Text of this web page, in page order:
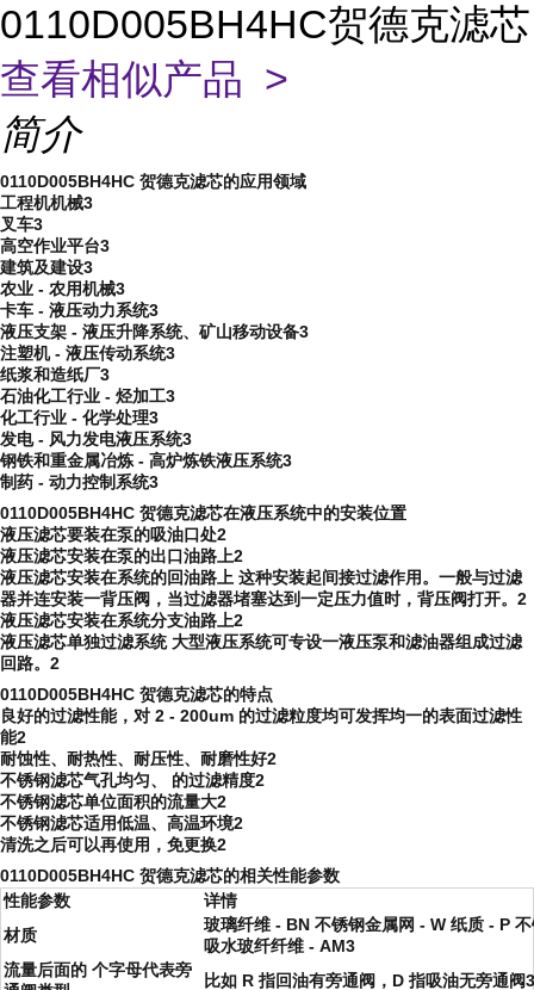
0110D005BH4HC贺德克滤芯
查看相似产品 >
简介
0110D005BH4HC 贺德克滤芯的应用领域
工程机机械3
叉车3
高空作业平台3
建筑及建设3
农业 - 农用机械3
卡车 - 液压动力系统3
液压支架 - 液压升降系统、矿山移动设备3
注塑机 - 液压传动系统3
纸浆和造纸厂3
石油化工行业 - 烃加工3
化工行业 - 化学处理3
发电 - 风力发电液压系统3
钢铁和重金属冶炼 - 高炉炼铁液压系统3
制药 - 动力控制系统3
0110D005BH4HC 贺德克滤芯在液压系统中的安装位置
液压滤芯要装在泵的吸油口处2
液压滤芯安装在泵的出口油路上2
液压滤芯安装在系统的回油路上 这种安装起间接过滤作用。一般与过滤
器并连安装一背压阀，当过滤器堵塞达到一定压力值时，背压阀打开。2
液压滤芯安装在系统分支油路上2
液压滤芯单独过滤系统大型液压系统可专设一液压泵和滤油器组成过滤
回路。2
0110D005BH4HC 贺德克滤芯的特点
良好的过滤性能，对 2 - 200um 的过滤粒度均可发挥均一的表面过滤性
能2
耐蚀性、耐热性、耐压性、耐磨性好2
不锈钢滤芯气孔均匀、 的过滤精度2
不锈钢滤芯单位面积的流量大2
不锈钢滤芯适用低温、高温环境2
清洗之后可以再使用，免更换2
0110D005BH4HC 贺德克滤芯的相关性能参数
性能参数
详情
材质
玻璃纤维 - BN 不锈钢金属网 - W 纸质 - P
吸水玻纤纤维 - AM3
流量后面的 个字母代表旁
比如 R 指回油有旁通阀，D 指吸油无旁通阀3